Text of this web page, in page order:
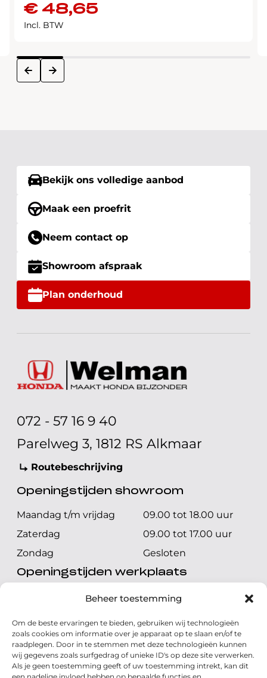
Beheer toestemming
Om de beste ervaringen te bieden, gebruiken wij technologieën
zoals cookies om informatie over je apparaat op te slaan en/of te
raadplegen. Door in te stemmen met deze technologieën kunnen
wij gegevens zoals surfgedrag of unieke ID's op deze site verwerken.
Als je geen toestemming geeft of uw toestemming intrekt, kan dit
€48,65
Incl. BTW
prev next
Bekijk ons volledige aanbod
Maak een proefrit
Neem contact op
Showroom afspraak
Plan onderhoud
072 - 57 16 9 40
Parelweg 3, 1812 RS Alkmaar
Routebeschrijving
Openingstijden showroom
Maandag t/m vrijdag
09.00 tot 18.00 uur
Zaterdag
09.00 tot 17.00 uur
Zondag
Gesloten
Openingstijden werkplaats
Maandag t/m vrijdag
08.00 tot 17.00 uur
Zondag
Gesloten
Volg ons